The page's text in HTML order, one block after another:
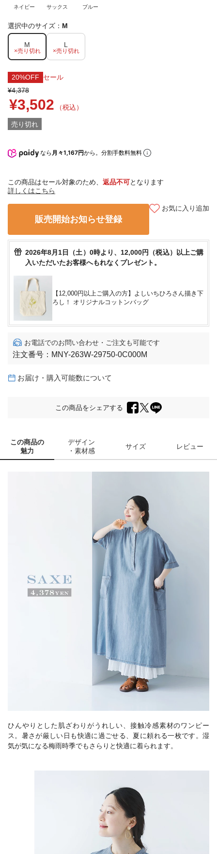
ネイビー サックス ブルー
選択中のサイズ： M
M
×売り切れ
L
×売り切れ
20%OFF
セール
¥4,378
¥3,502 （税込）
売り切れ
なら 月々1,167円から。分割手数料無料
この商品はセール対象のため、 返品不可となります
詳しくはこちら
販売開始お知らせ登録
お気に入り追加
2026年8月1日（土）0時より、12,000円（税込）以上ご購
入いただいたお客様へもれなくプレゼント。
【12,000円以上ご購入の方】よしいちひろさん描き下
ろし！ オリジナルコットンバッグ
お電話でのお問い合わせ・ご注文も可能です
注文番号： MNY-263W-29750-0C000M
お届け・購入可能数について
この商品をシェアする
この商品の
魅力
デザイン
・素材感
サイズ レビュー
ひんやりとした肌ざわりがうれしい、接触冷感素材のワンピー
ス。暑さが厳しい日も快適に過ごせる、夏に頼れる一枚です。湿
気が気になる梅雨時季でもさらりと快適に着られます。